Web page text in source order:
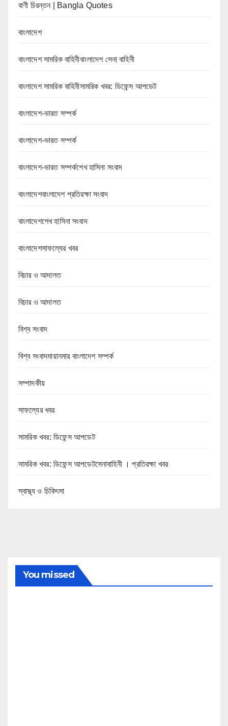
বাণী চিরন্তন | Bangla Quotes
বাংলাদেশ
বাংলাদেশ সামরিক বাহিনীবাংলাদেশ সেনা বাহিনী
বাংলাদেশ সামরিক বাহিনীসামরিক খবর: ডিফেন্স আপডেট
বাংলাদেশ-ভারত সম্পর্ক
বাংলাদেশ-ভারত সম্পর্ক
বাংলাদেশ-ভারত সম্পর্কশেখ হাসিনা সংবাদ
বাংলাদেশবাংলাদেশ প্রতিরক্ষা সংবাদ
বাংলাদেশশেখ হাসিনা সংবাদ
বাংলাদেশসাফল্যের খবর
বিচার ও আদালত
বিচার ও আদালত
বিশ্ব সংবাদ
বিশ্ব সংবাদমায়ানমার বাংলাদেশ সম্পর্ক
সম্পাদকীয়
সাফল্যের খবর
সামরিক খবর: ডিফেন্স আপডেট
সামরিক খবর: ডিফেন্স আপডেটসেনাবাহিনী । প্রতিরক্ষা খবর
স্বাস্থ্য ও চিকিৎসা
You missed